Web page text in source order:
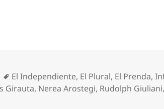
Etiquetas
El Independiente, El Plural, El Prenda,
Girauta, Nerea Arostegi, Rudolph Giuliani,